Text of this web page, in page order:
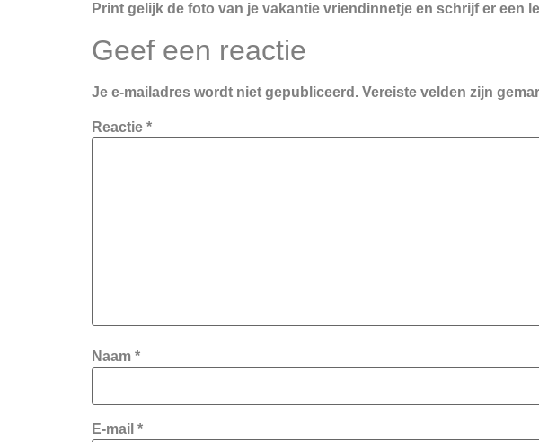
Print gelijk de foto van je vakantie vriendinnetje en schrijf er een
Geef een reactie
Je e-mailadres wordt niet gepubliceerd. Vereiste velden zijn
Reactie *
Naam *
E-mail *